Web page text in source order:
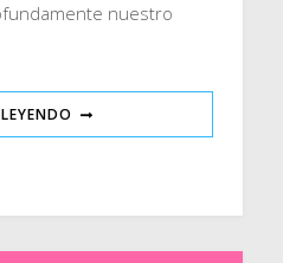
nuestro